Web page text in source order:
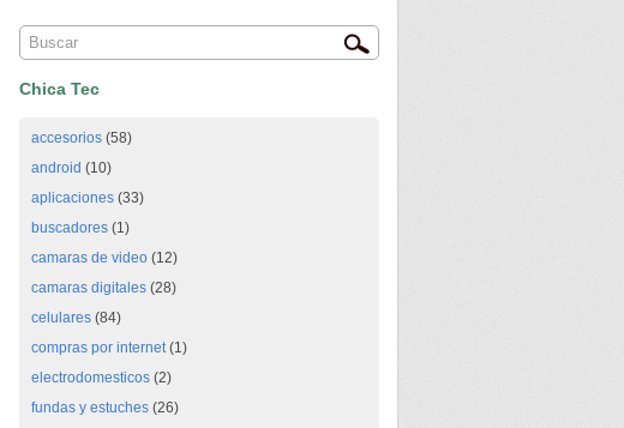
Chica Tec
accesorios(58)
android (10)
aplicaciones(33)
buscadores(1)
camaras de video(12)
camaras digitales(28)
celulares(84)
compras por internet(1)
electrodomesticos(2)
fundas y estuches(26)